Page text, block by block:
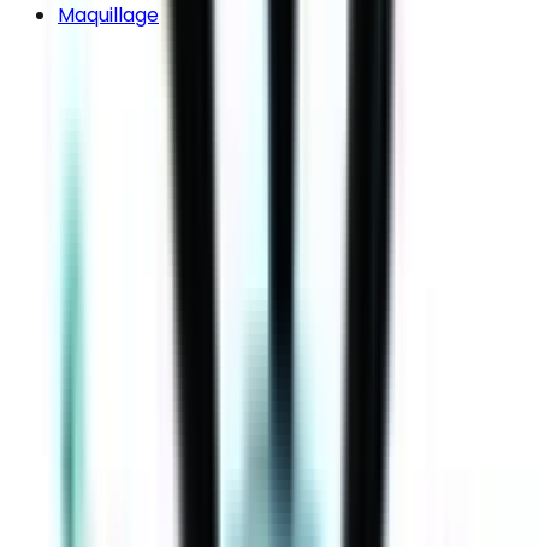
Maquillage